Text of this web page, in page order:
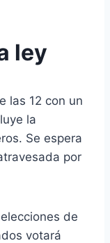
ley
las 12 con un
la
Se espera
por
de
votará